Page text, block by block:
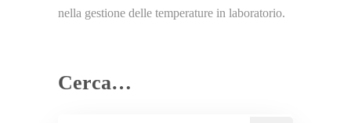
nella gestione delle temperature in laboratorio.
Cerca…